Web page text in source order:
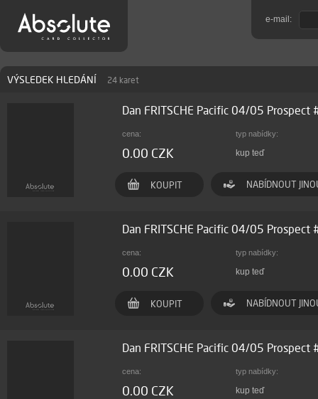
e-mail:
VÝSLEDEK HLEDÁNÍ 24 karet
Dan FRITSCHE Pacific 04/05 Prospect
cena: typ nabídky:
0.00 CZK kup teď
KOUPIT NABÍDNOUT
Dan FRITSCHE Pacific 04/05 Prospect
cena: typ nabídky:
0.00 CZK kup teď
KOUPIT NABÍDNOUT
Dan FRITSCHE Pacific 04/05 Prospect
cena: typ nabídky:
0.00 CZK kup teď